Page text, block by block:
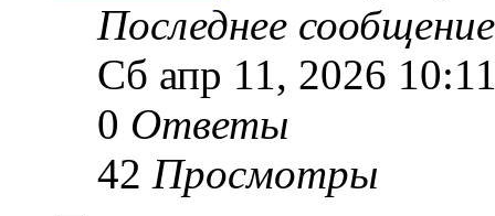
Последнее
Сб апр 11, 2026
0 Ответы
42 Просмотры